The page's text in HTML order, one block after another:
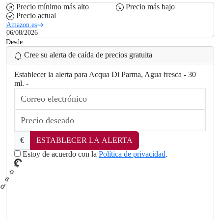
Precio mínimo más alto
Precio más bajo
Precio actual
Amazon.es
06/08/2026
Desde
Cree su alerta de caída de precios gratuita
Establecer la alerta para Acqua Di Parma, Agua fresca - 30
ml. -
€
ESTABLECER LA ALERTA
Estoy de acuerdo con la Política de privacidad.
L